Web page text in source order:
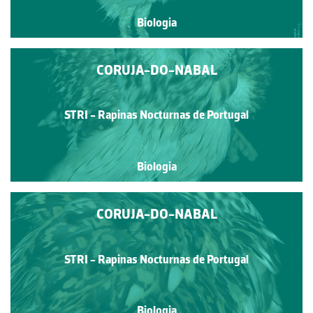
Biologia
CORUJA-DO-NABAL
STRI - Rapinas Nocturnas de Portugal
Biologia
CORUJA-DO-NABAL
STRI - Rapinas Nocturnas de Portugal